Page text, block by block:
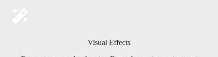
Visual Effects